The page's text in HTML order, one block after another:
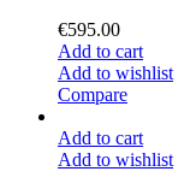
€595.00
Add to cart
Add to wishlist
Compare
Add to cart
Add to wishlist